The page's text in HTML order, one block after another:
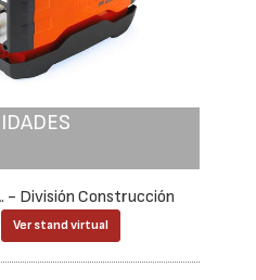
- División Construcción
Ver stand virtual